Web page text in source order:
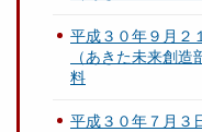
平成３０年９月
（あきた未来創
料
平成３０年７月